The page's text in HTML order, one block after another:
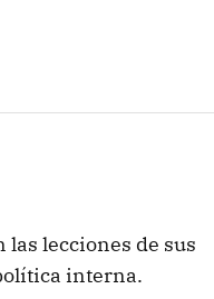
lecciones de sus
interna.